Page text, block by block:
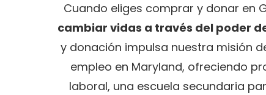
Cuando eliges comprar y donar en
cambiar vidas a través del poder
y donación impulsa nuestra misión
empleo en Maryland, ofreciendo
laboral, una escuela secundaria